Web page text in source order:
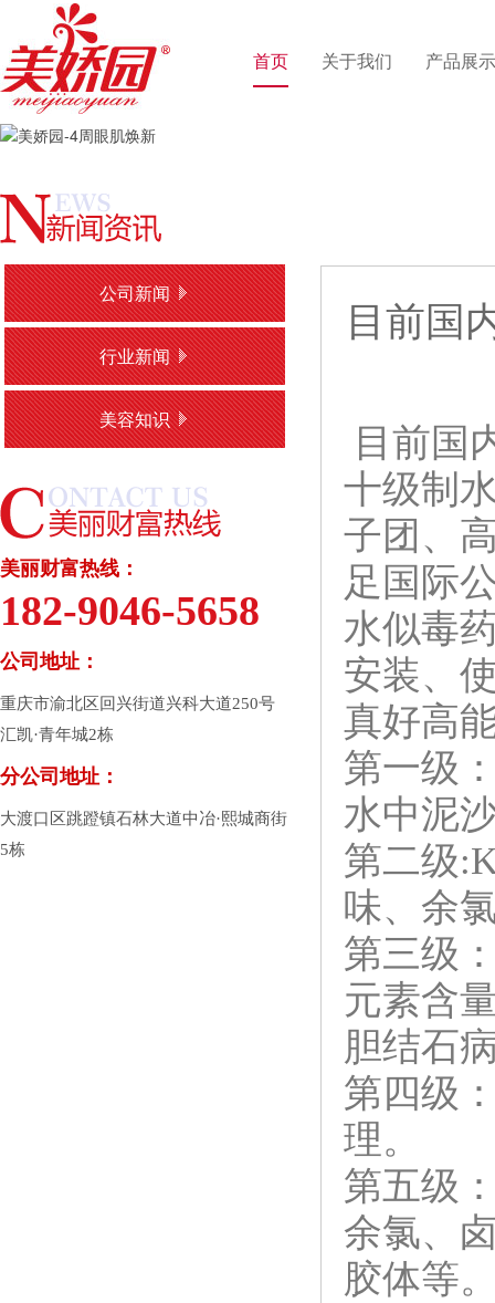
首页 关于我们 产品展示
公司新闻
行业新闻
美容知识
美丽财富热线：
182-9046-5658
公司地址：
重庆市渝北区回兴街道兴科大道250号
汇凯·青年城2栋
分公司地址：
大渡口区跳蹬镇石林大道中冶·熙城商街
5栋
目前国
目前国
十级制
子团、
足国际
水似毒
安装、
真好高
第一级
水中泥
第二级
味、余
第三级
元素含
胆结石
第四级
理。
第五级
余氯、
胶体等